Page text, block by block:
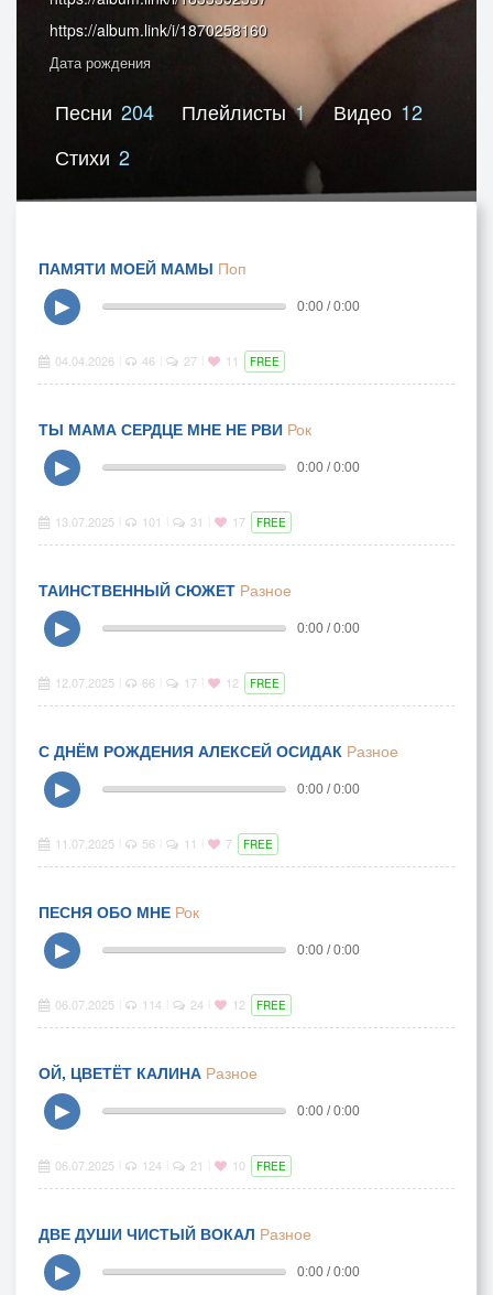
https://album.link/i/1870258160
Дата рождения
Песни 204 Плейлисты1 Видео 12
Стихи 2
ПАМЯТИ МОЕЙ МАМЫ Поп
▶
0:00 / 0:00
04.04.2026 46 27 11 FREE
ТЫ МАМА СЕРДЦЕ МНЕ НЕ РВИ Рок
▶
0:00 / 0:00
13.07.2025 101 31 17 FREE
ТАИНСТВЕННЫЙ СЮЖЕТ Разное
▶
0:00 / 0:00
12.07.2025 66 17 12 FREE
С ДНЁМ РОЖДЕНИЯ АЛЕКСЕЙ ОСИДАК Разное
▶
0:00 / 0:00
11.07.2025 56 11 7 FREE
ПЕСНЯ ОБО МНЕ Рок
▶
0:00 / 0:00
06.07.2025 114 24 12 FREE
ОЙ, ЦВЕТЁТ КАЛИНА Разное
▶
0:00 / 0:00
06.07.2025 124 21 10 FREE
ДВЕ ДУШИ ЧИСТЫЙ ВОКАЛ Разное
▶
0:00 / 0:00